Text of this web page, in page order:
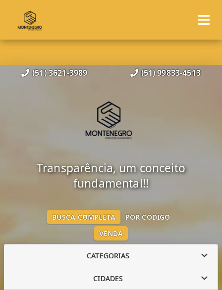
(51) 3621-3989 (51) 99833-4513
Transparência, um conceito
fundamental!!
VENDA
BUSCA COMPLETA POR CÓDIGO
CATEGORIAS
CIDADES